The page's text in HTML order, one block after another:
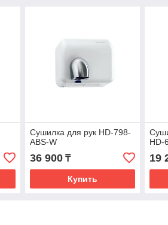
Сушилка для рук HD-798-
ABS-W
36 900₸
Купить
HD-
19